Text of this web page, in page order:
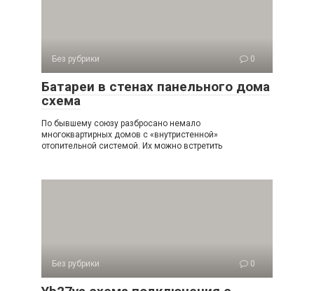
Без рубрики 0
Батареи в стенах панельного дома
схема
По бывшему союзу разбросано немало
многоквартирных домов с «внутристенной»
отопительной системой. Их можно встретить
Без рубрики 0